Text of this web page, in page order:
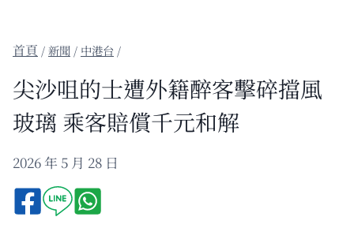
/新聞 / 中港台 /
尖沙咀的士遭外籍醉客擊碎擋風
玻璃 乘客賠償千元和解
2026 年 5 月 28 日